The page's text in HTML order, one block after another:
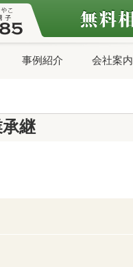
事例紹介 会社案内
継